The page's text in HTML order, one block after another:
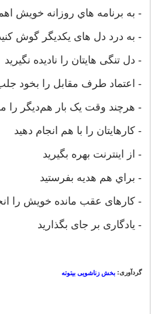
- به برنامه هاي روزانه خویش
- به درد دل های یکدیگر گوش
- دل تنگی هایتان را نادیده نگیرید
- اعتماد طرف مقابل را بخود
- هرچند وقت یک بار هم‌دیگر را
- کارهایتان را با هم انجام دهید
- از اینترنت بهره بگیرید
- براي هم هدیه بفرستید
- کارهای عقب مانده خویش را
- یادگاری بر جای بگذارید
گردآوری: بخش زناشویی بیتوته